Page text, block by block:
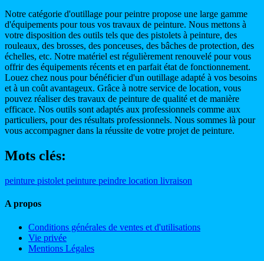
Notre catégorie d'outillage pour peintre propose une large gamme
d'équipements pour tous vos travaux de peinture. Nous mettons à
votre disposition des outils tels que des pistolets à peinture, des
rouleaux, des brosses, des ponceuses, des bâches de protection, des
échelles, etc. Notre matériel est régulièrement renouvelé pour vous
offrir des équipements récents et en parfait état de fonctionnement.
Louez chez nous pour bénéficier d'un outillage adapté à vos besoins
et à un coût avantageux. Grâce à notre service de location, vous
pouvez réaliser des travaux de peinture de qualité et de manière
efficace. Nos outils sont adaptés aux professionnels comme aux
particuliers, pour des résultats professionnels. Nous sommes là pour
vous accompagner dans la réussite de votre projet de peinture.
Mots clés:
peinture pistolet peinture peindre location livraison
A propos
Conditions générales de ventes et d'utilisations
Vie privée
Mentions Légales